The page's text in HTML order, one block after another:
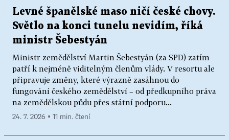
Levné španělské maso ničí české chovy.
Světlo na konci tunelu nevidím, říká
ministr Šebestyán
Ministr zemědělství Martin Šebestyán (za SPD) zatím
patří k nejméně viditelným členům vlády. V resortu ale
připravuje změny, které výrazně zasáhnou do
fungování českého zemědělství – od předkupního práva
na zemědělskou půdu přes státní podporu...
24. 7. 2026 ▪ 11 min. čtení